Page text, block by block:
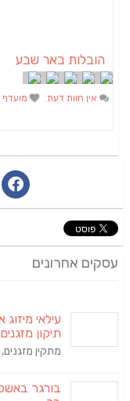
הובלות באר שבע
אין חוות דעת מועדף
עסקים אחרונים
עילאי מיזוג
תיקון מזגנים
מתקין